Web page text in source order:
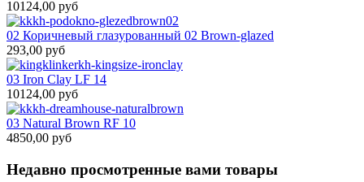
10124,00 руб
02 Коричневый глазурованный 02 Brown-glazed
293,00 руб
03 Iron Clay LF 14
10124,00 руб
03 Natural Brown RF 10
4850,00 руб
Недавно просмотренные вами товары